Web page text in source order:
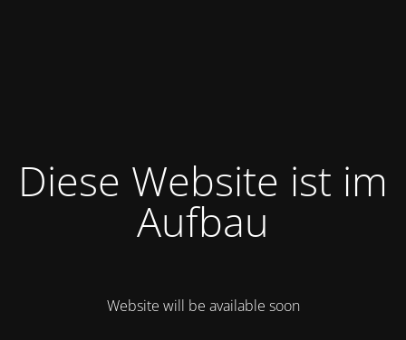
Diese Website ist im
Aufbau
Website will be available soon